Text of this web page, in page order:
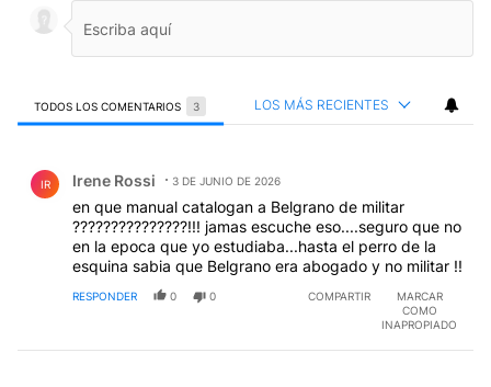
TODOS LOS COMENTARIOS 3 LOS MÁS RECIENTES
IR Irene Rossi 3 DE JUNIO DE 2026
en que manual catalogan a Belgrano de militar
???????????????!!! jamas escuche eso....seguro que no
en la epoca que yo estudiaba...hasta el perro de la
esquina sabia que Belgrano era abogado y no militar !!
RESPONDER 0 0 COMPARTIR
MARCAR
COMO
INAPROPIADO